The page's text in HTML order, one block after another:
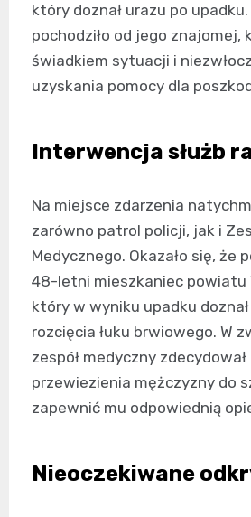
który doznał urazu po
pochodziło od jego znajomej,
świadkiem sytuacji i
uzyskania pomocy dla
Interwencja służb
Na miejsce zdarzenia
zarówno patrol policji, jak i
Medycznego. Okazało się, że
48-letni mieszkaniec powiatu
który w wyniku upadku
rozcięcia łuku brwiowego. W
zespół medyczny
przewiezienia mężczyzny do
zapewnić mu odpowiednią
Nieoczekiwane